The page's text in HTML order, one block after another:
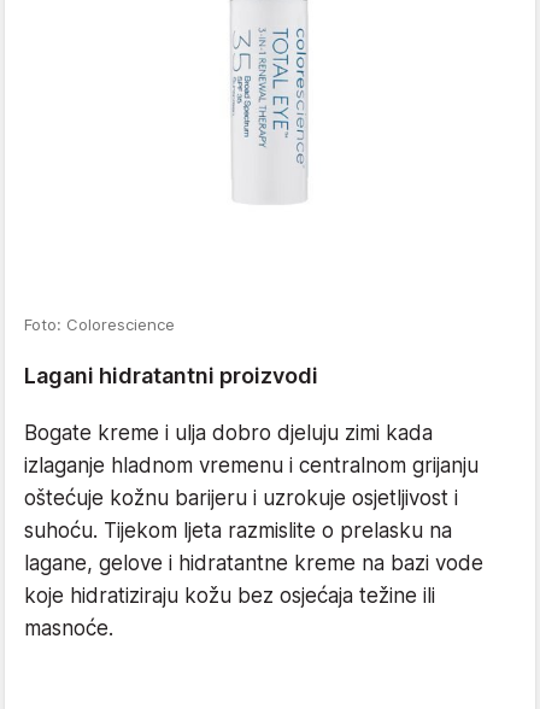
Foto: Colorescience
Lagani hidratantni proizvodi
Bogate kreme i ulja dobro djeluju zimi kada
izlaganje hladnom vremenu i centralnom grijanju
oštećuje kožnu barijeru i uzrokuje osjetljivost i
suhoću. Tijekom ljeta razmislite o prelasku na
lagane, gelove i hidratantne kreme na bazi vode
koje hidratiziraju kožu bez osjećaja težine ili
masnoće.